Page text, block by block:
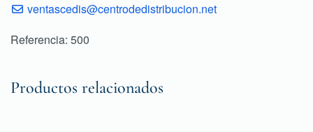
ventascedis@centrodedistribucion.net
Referencia: 500
Productos relacionados